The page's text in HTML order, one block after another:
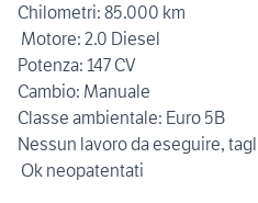
Chilometri: 85.000 km
️ Motore: 2.0 Diesel
Potenza: 147 CV
Cambio: Manuale
Classe ambientale: Euro 5B
Nessun lavoro da eseguire,
️ Ok neopatentati